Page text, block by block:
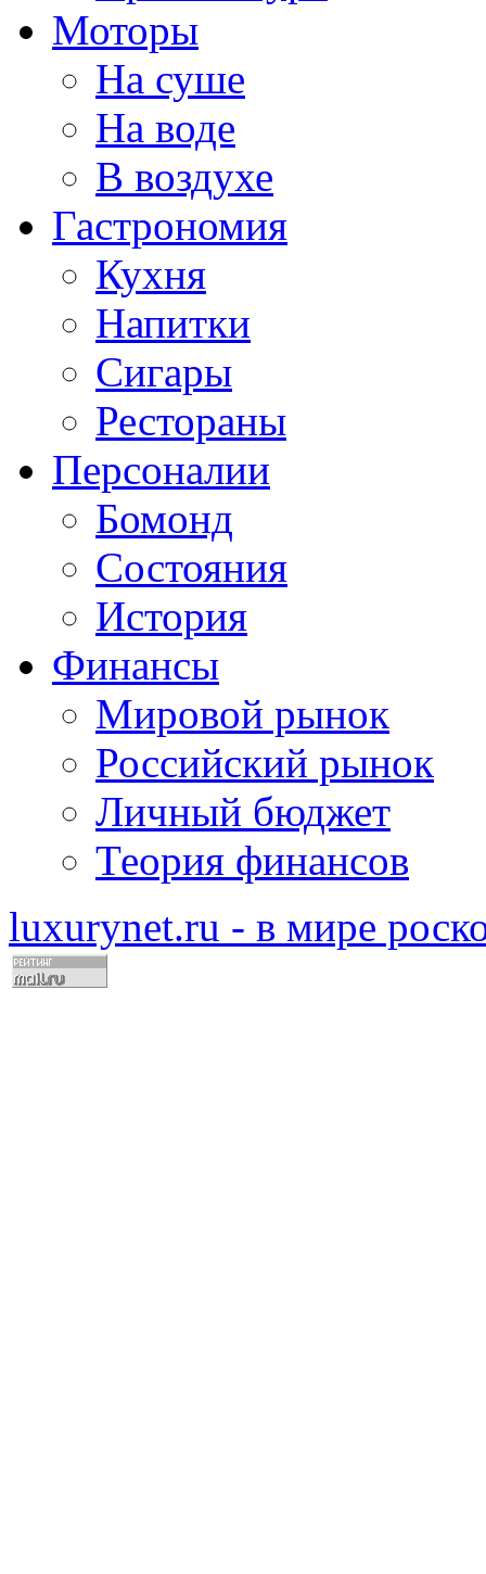
Моторы
На суше
На воде
В воздухе
Гастрономия
Кухня
Напитки
Сигары
Рестораны
Персоналии
Бомонд
Состояния
История
Финансы
Мировой рынок
Российский рынок
Личный бюджет
Теория финансов
luxurynet.ru - в мире